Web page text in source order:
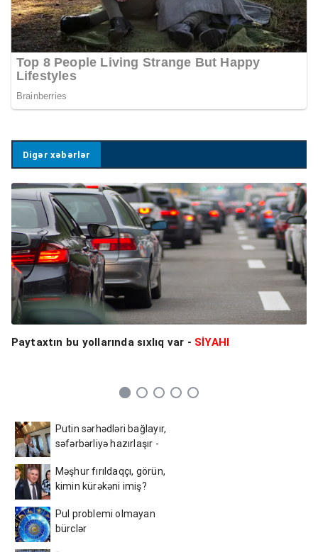
Digər xəbərlər
Paytaxtın bu yollarında sıxlıq var - SİYAHI
Putin sərhədləri bağlayır,
səfərbərliyə hazırlaşır -
Məşhur fırıldaqçı, görün,
kimin kürəkəni imiş?
Pul problemi olmayan
bürclər